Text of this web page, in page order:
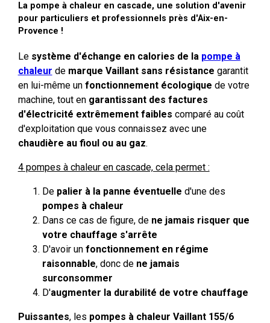
La pompe à chaleur en cascade, une solution d'avenir
pour particuliers et professionnels près d'Aix-en-
Provence !
Le système d'échange en calories de la pompe à
chaleur de marque Vaillant sans résistance garantit
en lui-même un fonctionnement écologique de votre
machine, tout en garantissant des factures
d'électricité extrêmement faibles comparé au coût
d'exploitation que vous connaissez avec une
chaudière au fioul ou au gaz.
4 pompes à chaleur en cascade, cela permet :
De palier à la panne éventuelle d'une des
pompes à chaleur
Dans ce cas de figure, de ne jamais risquer que
votre chauffage s'arrête
D'avoir un fonctionnement en régime
raisonnable, donc dene jamais
surconsommer
D'augmenter la durabilité de votre chauffage
Puissantes, les pompes à chaleur Vaillant 155/6